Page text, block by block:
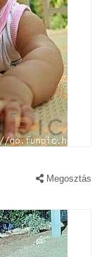
Megosztás